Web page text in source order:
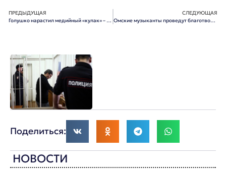
ПРЕДЫДУЩАЯ
Голушко нарастил медийный «кулак» – чтобы идти в губернаторы?
СЛЕДУЮЩАЯ
Омские музыканты проведут благотворительный концерт в поддержку украинских беженцев
Поделиться:
НОВОСТИ